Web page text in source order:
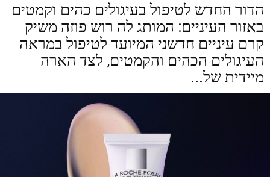
הדור החדש לטיפול בעיגולים כהים וקמטים
באזור העיניים: המותג לה רוש פוזה משיק
קרם עיניים חדשני המיועד לטיפול במראה
העיגולים הכהים והקמטים, לצד הארה
מיידית של...